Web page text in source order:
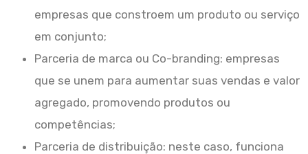
empresas que constroem um produto ou serviço
em conjunto;
Parceria de marca ou Co-branding: empresas
que se unem para aumentar suas vendas e valor
agregado, promovendo produtos ou
competências;
Parceria de distribuição: neste caso, funciona